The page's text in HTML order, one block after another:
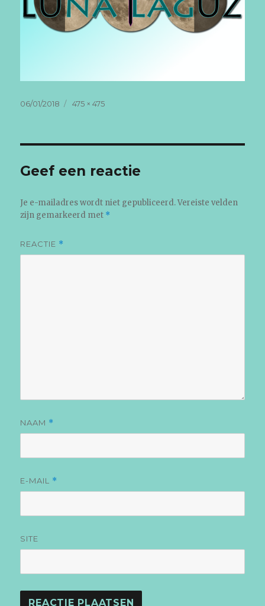
Geplaatst
06/01/2018
Volledige
475 × 475
Geef een reactie
Je e-mailadres wordt niet gepubliceerd. Vereiste velden
zijn gemarkeerd met *
REACTIE *
NAAM *
E-MAIL *
SITE